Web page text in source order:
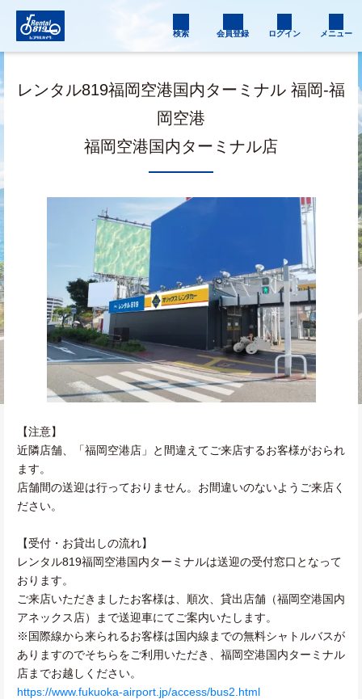
検索 会員登録 ログイン メニュー
レンタル819福岡空港国内ターミナル 福岡-福
岡空港
福岡空港国内ターミナル店
【注意】
近隣店舗、「福岡空港店」と間違えてご来店するお客様がおられ
ます。
店舗間の送迎は行っておりません。お間違いのないようご来店く
ださい。
【受付・お貸出しの流れ】
レンタル819福岡空港国内ターミナルは送迎の受付窓口となって
おります。
ご来店いただきましたお客様は、順次、貸出店舗（福岡空港国内
アネックス店）まで送迎車にてご案内いたします。
※国際線から来られるお客様は国内線までの無料シャトルバスが
ありますのでそちらをご利用いただき、福岡空港国内ターミナル
店までお越しください。
https://www.fukuoka-airport.jp/access/bus2.html